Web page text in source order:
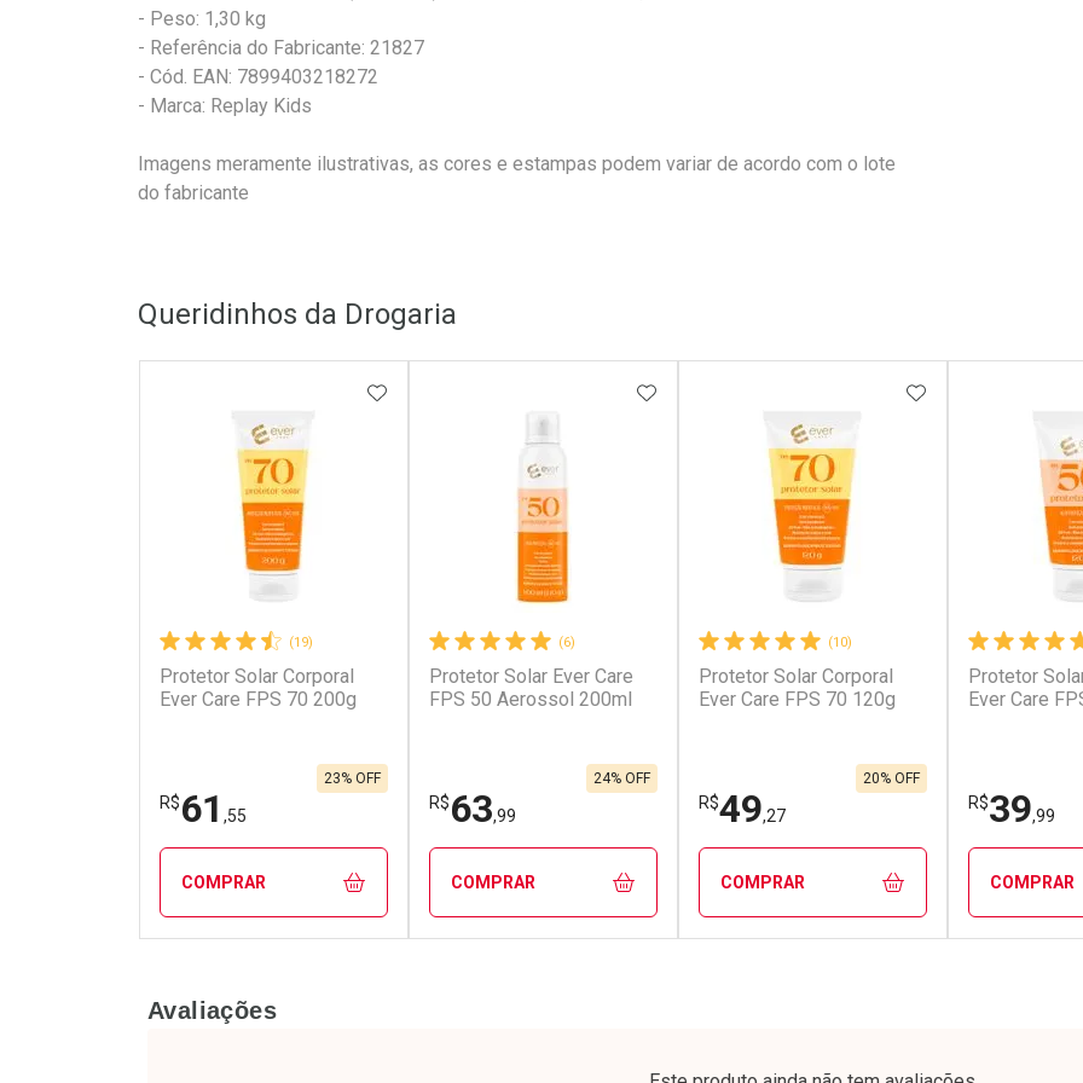
- Peso: 1,30 kg
- Referência do Fabricante: 21827
- Cód. EAN: 7899403218272
- Marca: Replay Kids
Imagens meramente ilustrativas, as cores e estampas podem variar de acordo com o lote
do fabricante
Queridinhos da Drogaria
(19)
Protetor Solar Corporal
Ever Care FPS 70 200g
R$61 ,55
23% OFF
ADICIONAR AOS FAVORITOS
COMPRAR
Laboratório
Por Menos
(6)
Protetor Solar Ever Care
FPS 50 Aerossol 200ml
R$63,99
24% OFF
ADICIONAR AOS FAVORITOS
COMPRAR
(10)
Protetor Solar Corporal
Ever Care FPS 70 120g
R$49,27
20% OFF
ADICIONAR AOS
COMPRAR
Protetor
Ever Care
R$39,99
COMPRAR
Avaliações